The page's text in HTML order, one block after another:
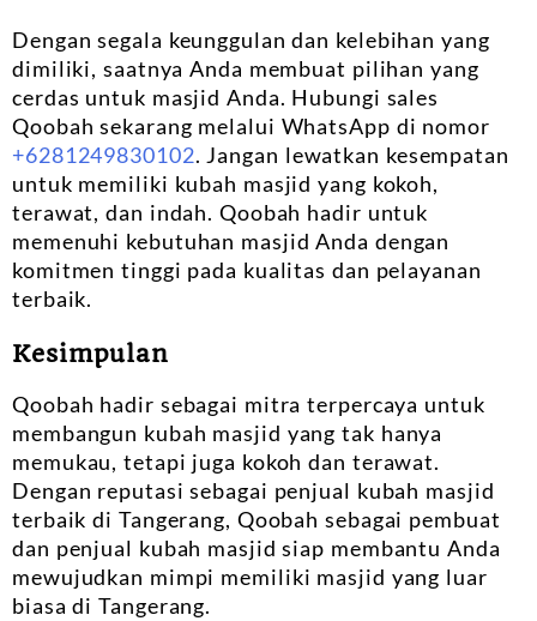
Dengan segala keunggulan dan kelebihan yang
dimiliki, saatnya Anda membuat pilihan yang
cerdas untuk masjid Anda. Hubungi sales
Qoobah sekarang melalui WhatsApp di nomor
+6281249830102. Jangan lewatkan kesempatan
untuk memiliki kubah masjid yang kokoh,
terawat, dan indah. Qoobah hadir untuk
memenuhi kebutuhan masjid Anda dengan
komitmen tinggi pada kualitas dan pelayanan
terbaik.
Kesimpulan
Qoobah hadir sebagai mitra terpercaya untuk
membangun kubah masjid yang tak hanya
memukau, tetapi juga kokoh dan terawat.
Dengan reputasi sebagai penjual kubah masjid
terbaik di Tangerang, Qoobah sebagai pembuat
dan penjual kubah masjid siap membantu Anda
mewujudkan mimpi memiliki masjid yang luar
biasa di Tangerang.